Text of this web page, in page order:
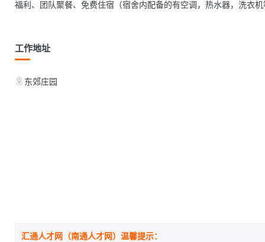
工作地址
东郊庄园
汇通人才网（南通人才网）温馨提示：